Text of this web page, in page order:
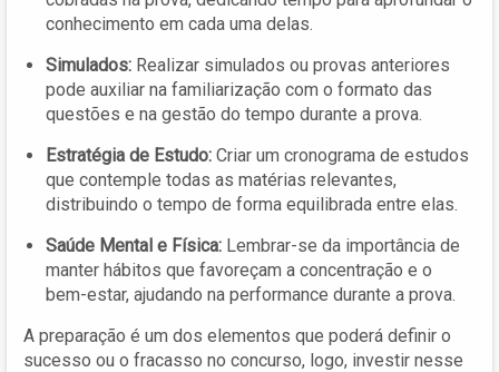
conhecimento em cada uma delas.
Simulados: Realizar simulados ou provas anteriores
pode auxiliar na familiarização com o formato das
questões e na gestão do tempo durante a prova.
Estratégia de Estudo: Criar um cronograma de estudos
que contemple todas as matérias relevantes,
distribuindo o tempo de forma equilibrada entre elas.
Saúde Mental e Física: Lembrar-se da importância de
manter hábitos que favoreçam a concentração e o
bem-estar, ajudando na performance durante a prova.
A preparação é um dos elementos que poderá definir o
sucesso ou o fracasso no concurso, logo, investir nesse